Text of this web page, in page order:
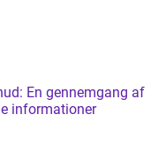
En gennemgang af
informationer